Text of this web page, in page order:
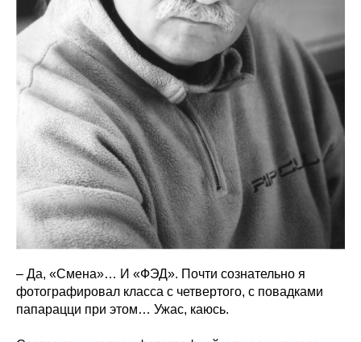
– Да, «Смена»… И «ФЭД». Почти сознательно я
фотографировал класса с четвертого, с повадками
папарацци при этом… Ужас, каюсь.